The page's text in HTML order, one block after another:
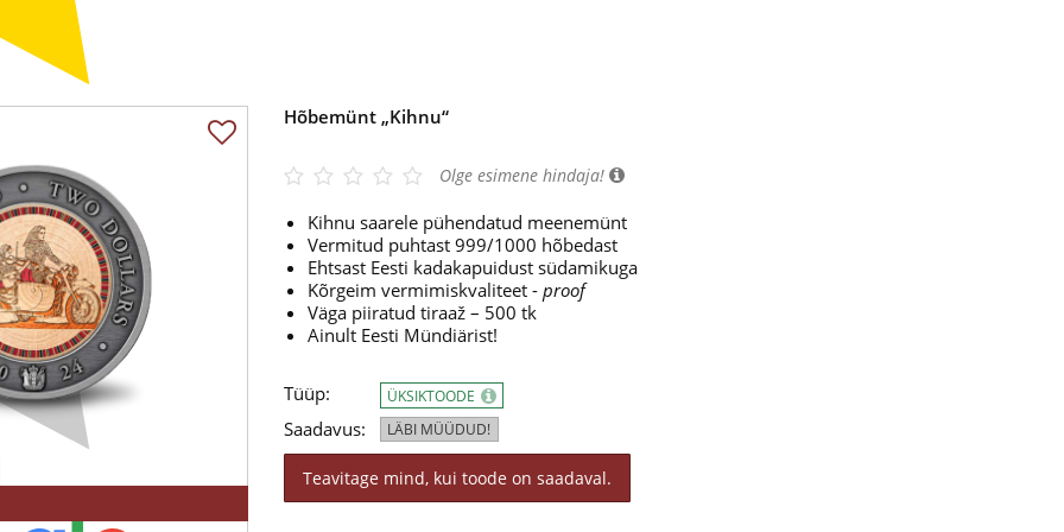
Hõbemünt „Kihnu“
Olge esimene hindaja!
Kihnu saarele pühendatud meenemünt
Vermitud puhtast 999/1000 hõbedast
Ehtsast Eesti kadakapuidust südamikuga
Kõrgeim vermimiskvaliteet - proof
Väga piiratud tiraaž – 500 tk
Ainult Eesti Mündiärist!
Tüüp:
Saadavus:
ÜKSIKTOODE
LÄBI MÜÜDUD!
Teavitage mind, kui toode on saadaval.